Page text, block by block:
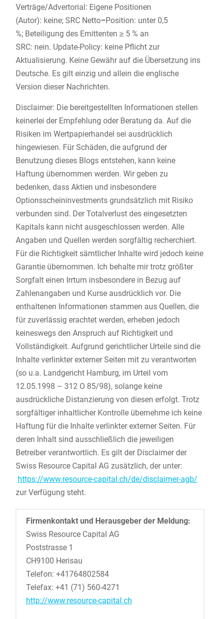
Verträge/Advertorial: Eigene Positionen
(Autor): keine; SRC Netto–Position: unter 0,5
%; Beteiligung des Emittenten ≥ 5 % an
SRC: nein. Update-Policy: keine Pflicht zur
Aktualisierung. Keine Gewähr auf die Übersetzung ins
Deutsche. Es gilt einzig und allein die englische
Version dieser Nachrichten.
Disclaimer: Die bereitgestellten Informationen stellen
keinerlei der Empfehlung oder Beratung da. Auf die
Risiken im Wertpapierhandel sei ausdrücklich
hingewiesen. Für Schäden, die aufgrund der
Benutzung dieses Blogs entstehen, kann keine
Haftung übernommen werden. Wir geben zu
bedenken, dass Aktien und insbesondere
Optionsscheininvestments grundsätzlich mit Risiko
verbunden sind. Der Totalverlust des eingesetzten
Kapitals kann nicht ausgeschlossen werden. Alle
Angaben und Quellen werden sorgfältig recherchiert.
Für die Richtigkeit sämtlicher Inhalte wird jedoch keine
Garantie übernommen. Ich behalte mir trotz größter
Sorgfalt einen Irrtum insbesondere in Bezug auf
Zahlenangaben und Kurse ausdrücklich vor. Die
enthaltenen Informationen stammen aus Quellen, die
für zuverlässig erachtet werden, erheben jedoch
keineswegs den Anspruch auf Richtigkeit und
Vollständigkeit. Aufgrund gerichtlicher Urteile sind die
Inhalte verlinkter externer Seiten mit zu verantworten
(so u.a. Landgericht Hamburg, im Urteil vom
12.05.1998 – 312 O 85/98), solange keine
ausdrückliche Distanzierung von diesen erfolgt. Trotz
sorgfältiger inhaltlicher Kontrolle übernehme ich keine
Haftung für die Inhalte verlinkter externer Seiten. Für
deren Inhalt sind ausschließlich die jeweiligen
Betreiber verantwortlich. Es gilt der Disclaimer der
Swiss Resource Capital AG zusätzlich, der unter:
https://www.resource-capital.ch/de/disclaimer-agb/
zur Verfügung steht.
Firmenkontakt und Herausgeber der Meldung:
Swiss Resource Capital AG
Poststrasse 1
CH9100 Herisau
Telefon: +41764802584
Telefax: +41 (71) 560-4271
http://www.resource-capital.ch